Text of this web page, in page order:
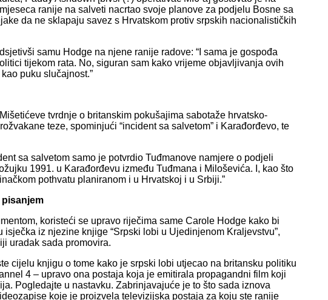
ranije na salveti nacrtao svoje planove za podjelu Bosne sa
da ne sklapaju savez s Hrvatskom protiv srpskih nacionalističkih
samu Hodge na njene ranije radove: “I sama je gospođa
tijekom rata. No, siguran sam kako vrijeme objavljivanja ovih
puku slučajnost.”
tvrdnje o britanskim pokušajima sabotaže hrvatsko-
teze, spominjući “incident sa salvetom” i Karađorđevo, te
sa salvetom samo je potvrdio Tuđmanove namjere o podjeli
1991. u Karađorđevu između Tuđmana i Miloševića. I, kao što
pothvatu planiranom i u Hrvatskoj i u Srbiji.”
koristeći se upravo riječima same Carole Hodge kako bi
iz njezine knjige “Srpski lobi u Ujedinjenom Kraljevstvu”,
uradak sada promovira.
cijelu knjigu o tome kako je srpski lobi utjecao na britansku politiku
4 – upravo ona postaja koja je emitirala propagandni film koji
Pogledajte u nastavku. Zabrinjavajuće je to što sada iznova
koje je proizvela televizijska postaja za koju ste ranije